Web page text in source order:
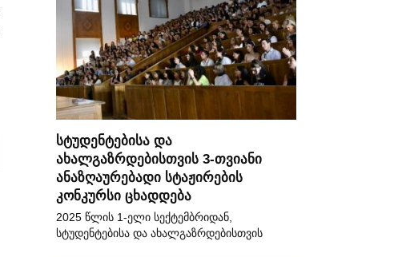
სტუდენტებისა და
ახალგაზრდებისთვის 3-თვიანი
ანაზღაურებადი სტაჟირების
კონკურსი ცხადდება
2025 წლის 1-ელი სექტემბრიდან,
სტუდენტებისა და ახალგაზრდებისთვის